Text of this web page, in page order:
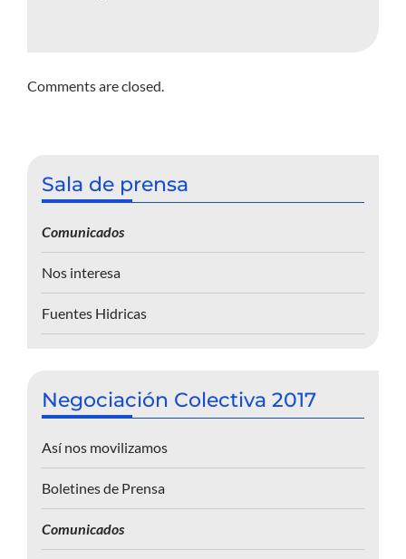
Comments are closed.
Sala de prensa
Comunicados
Nos interesa
Fuentes Hidricas
Negociación Colectiva 2017
Así nos movilizamos
Boletines de Prensa
Comunicados